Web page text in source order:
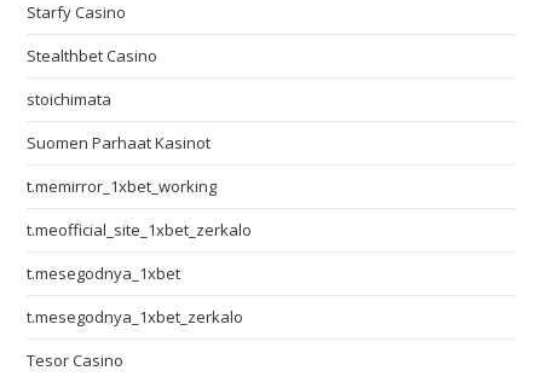
Starfy Casino
Stealthbet Casino
stoichimata
Suomen Parhaat Kasinot
t.memirror_1xbet_working
t.meofficial_site_1xbet_zerkalo
t.mesegodnya_1xbet
t.mesegodnya_1xbet_zerkalo
Tesor Casino